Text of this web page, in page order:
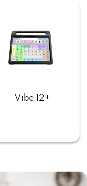
Vibe 12+